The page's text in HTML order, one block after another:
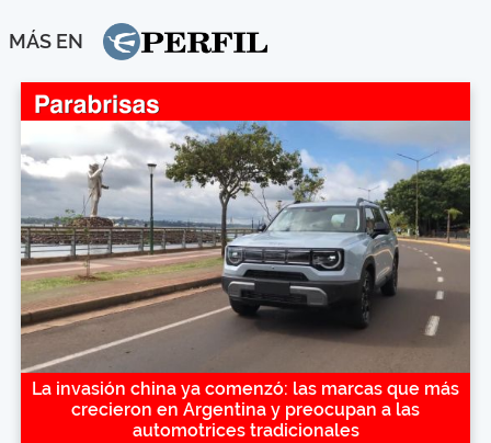
MÁS EN
La invasión china ya comenzó: las marcas que más
crecieron en Argentina y preocupan a las
automotrices tradicionales